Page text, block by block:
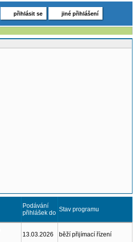
přihlásit se jiné přihlášení
Podávání
přihlášek do Stav programu
13.03.2026 běží přijímací řízení